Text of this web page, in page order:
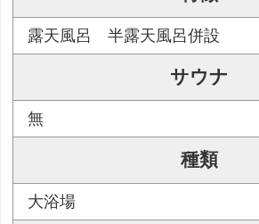
露天風呂 半露天風呂併設
サウナ
無
種類
大浴場